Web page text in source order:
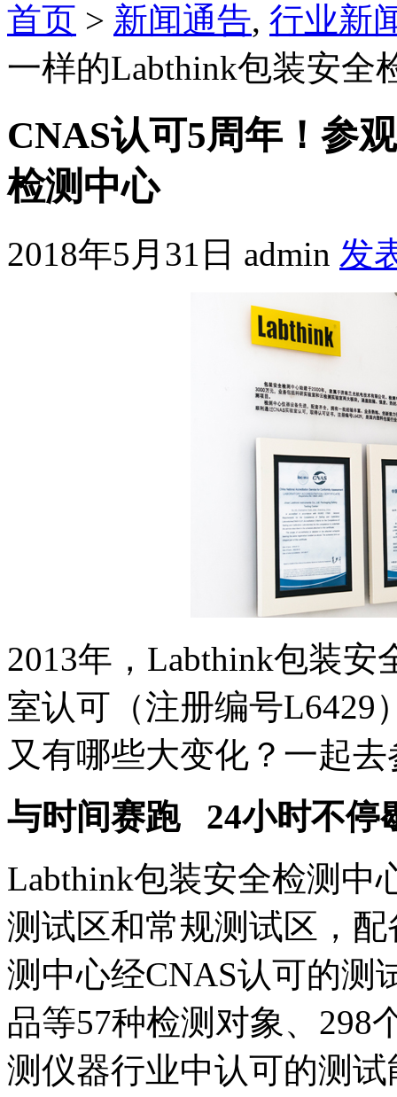
首页 > 新闻通告, 行业新
一样的Labthink包装安全
CNAS认可5周年！参
检测中心
2018年5月31日 admin 发
2013年，Labthink包装
室认可（注册编号L6429
又有哪些大变化？一起
与时间赛跑 24小时不停
Labthink包装安全检测中
测试区和常规测试区，
测中心经CNAS认可的测
品等57种检测对象、298
测仪器行业中认可的测